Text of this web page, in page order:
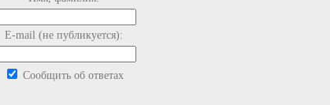
E-mail (не публикуется):
Сообщить об ответах